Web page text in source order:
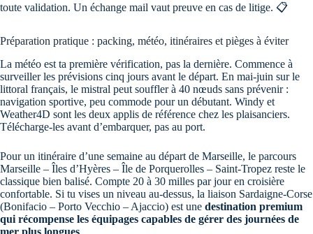
toute validation. Un échange mail vaut preuve en cas de litige. 📋
Préparation pratique : packing, météo, itinéraires et pièges à éviter
La météo est ta première vérification, pas la dernière. Commence à
surveiller les prévisions cinq jours avant le départ. En mai-juin sur le
littoral français, le mistral peut souffler à 40 nœuds sans prévenir :
navigation sportive, peu commode pour un débutant. Windy et
Weather4D sont les deux applis de référence chez les plaisanciers.
Télécharge-les avant d’embarquer, pas au port.
Pour un itinéraire d’une semaine au départ de Marseille, le parcours
Marseille – Îles d’Hyères – Île de Porquerolles – Saint-Tropez reste le
classique bien balisé. Compte 20 à 30 milles par jour en croisière
confortable. Si tu vises un niveau au-dessus, la liaison Sardaigne-Corse
(Bonifacio – Porto Vecchio – Ajaccio) est une destination premium
qui récompense les équipages capables de gérer des journées de
mer plus longues